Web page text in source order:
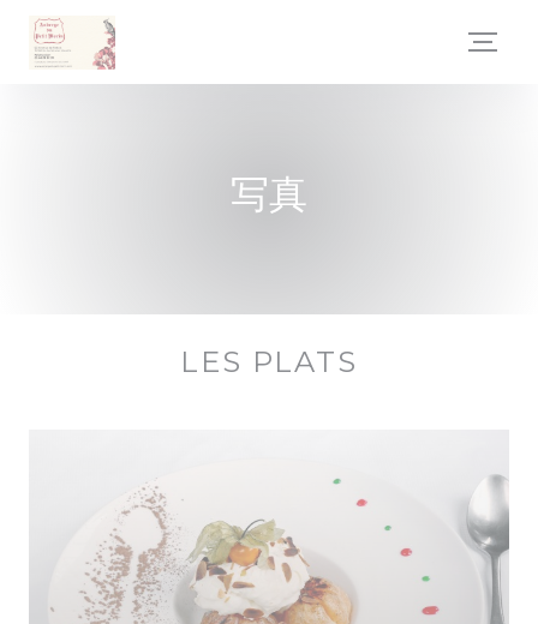
クッキー利用の管理について
写真
LES PLATS